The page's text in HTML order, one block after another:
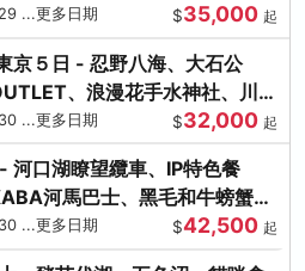
...更多日期 $35,000 起
京５日 - 忍野八海、大石公
、浪漫花手水神社、川越
...更多日期 $32,000 起
河口湖瞭望纜車、IP特色餐
河馬巴士、黑毛和牛螃蟹美
...更多日期 $42,500 起